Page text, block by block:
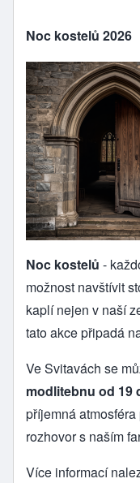
Noc kostelů 2026
Noc kostelů -
možnost navštívit
kaplí nejen v naší
tato akce připadá
Ve Svitavách se
modlitebnu od 19
příjemná
rozhovor s naším
Více informací